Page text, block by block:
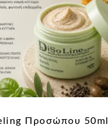
Προσώπου 50ml